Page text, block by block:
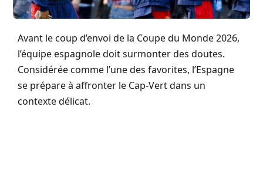
Avant le coup d’envoi de la Coupe du Monde 2026,
l’équipe espagnole doit surmonter des doutes.
Considérée comme l’une des favorites, l’Espagne
se prépare à affronter le Cap-Vert dans un
contexte délicat.